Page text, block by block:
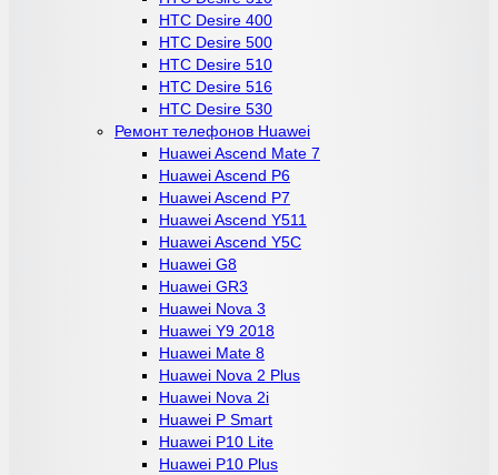
HTC Desire 400
HTC Desire 500
HTC Desire 510
HTC Desire 516
HTC Desire 530
Ремонт телефонов Huawei
Huawei Ascend Mate 7
Huawei Ascend P6
Huawei Ascend P7
Huawei Ascend Y511
Huawei Ascend Y5C
Huawei G8
Huawei GR3
Huawei Nova 3
Huawei Y9 2018
Huawei Mate 8
Huawei Nova 2 Plus
Huawei Nova 2i
Huawei P Smart
Huawei P10 Lite
Huawei P10 Plus